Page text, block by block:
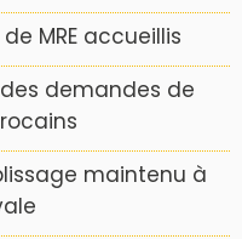
MRE accueillis
demandes de
maintenu à